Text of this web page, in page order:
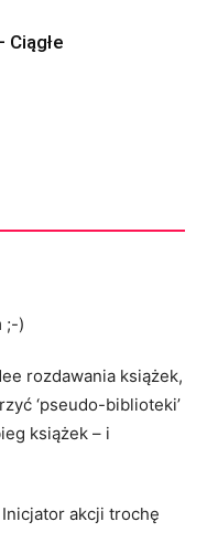
;-)
rozdawania książek,
‘pseudo-biblioteki’
książek – i
akcji trochę